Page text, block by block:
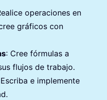
operaciones en
gráficos con
: Cree fórmulas a
flujos de trabajo.
e implemente